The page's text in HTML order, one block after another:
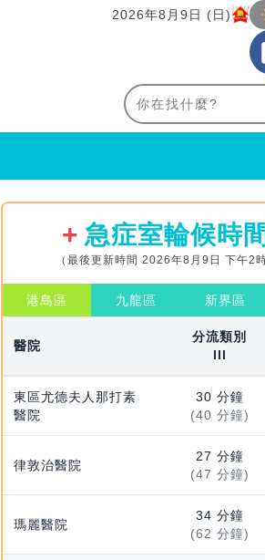
2026年8月9日 (日)
急症室輪候時間
（最後更新時間 2026年8月9日 下午2
港島區 九龍區 新界區
醫院
分流類別
III
東區尤德夫人那打素
醫院
30 分鐘
(40 分鐘)
律敦治醫院
27 分鐘
(47 分鐘)
瑪麗醫院
34 分鐘
(62 分鐘)